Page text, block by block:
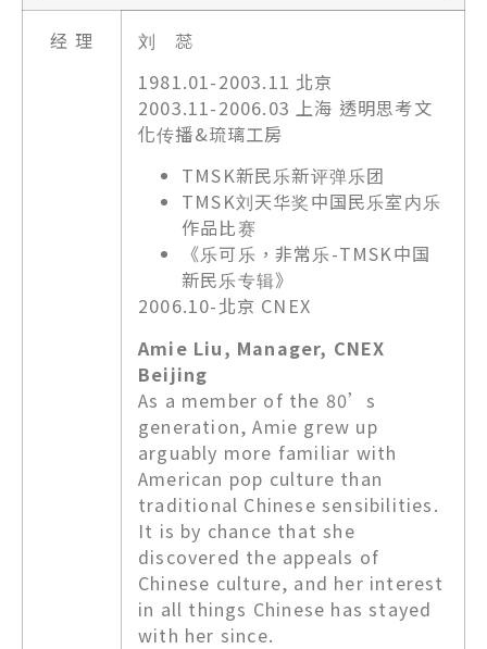
经 理
刘 蕊
1981.01-2003.11 北京
2003.11-2006.03 上海 透明思考文
化传播&琉璃工房
TMSK新民乐新评弹乐团
TMSK刘天华奖中国民乐室内乐
作品比赛
《乐可乐，非常乐-TMSK中国
新民乐专辑》
2006.10-北京 CNEX
Amie Liu, Manager, CNEX
Beijing
As a member of the 80’s
generation, Amie grew up
arguably more familiar with
American pop culture than
traditional Chinese sensibilities.
It is by chance that she
discovered the appeals of
Chinese culture, and her interest
in all things Chinese has stayed
with her since.